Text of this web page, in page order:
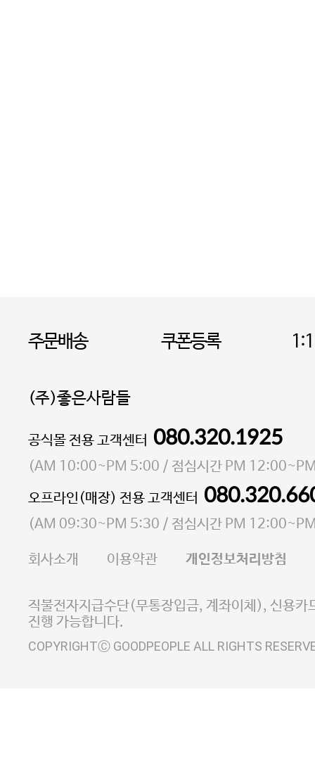
주문배송 쿠폰등록
(주)좋은사람들
대표 이성현,박영환| 개인정보관리책임자 김상현
소재지 서울특별시 마포구 마포대로4다길 41 마포
통신판매업 신고번호 2023-서울마포-3931호
사업자등록번호 105-81-58242
E-MAIL goodpeople@gpin.co.kr
사업자정보확인
이니시스 에스크로 서비
공식몰 전용 고객센터 080.320.1925
(AM 10:00~PM 5:00 / 점심시간 PM
오프라인(매장) 전용 고객센터
(AM 09:30~PM 5:30 / 점심시간 PM
회사소개 이용약관 개인정보처리방침
직불전자지급수단(무통장입금, 계좌이체), 신용카
진행 가능합니다.
COPYRIGHTⒸ GOODPEOPLE ALL RIGHTS